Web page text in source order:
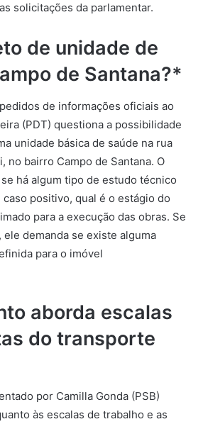
solicitações da parlamentar.
de unidade de
de Santana?*
de informações oficiais ao
(PDT) questiona a possibilidade
unidade básica de saúde na rua
no bairro Campo de Santana. O
há algum tipo de estudo técnico
positivo, qual é o estágio do
para a execução das obras. Se
demanda se existe alguma
para o imóvel
aborda escalas
do transporte
por Camilla Gonda (PSB)
às escalas de trabalho e as